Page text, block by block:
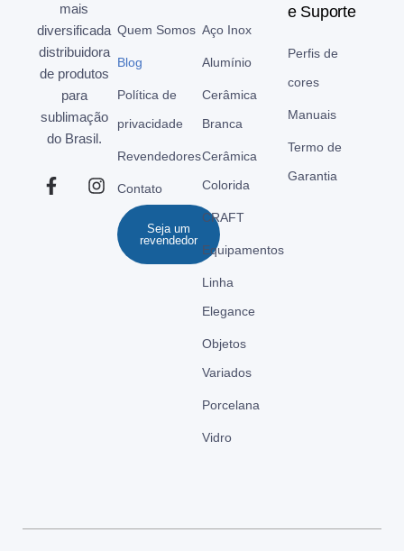
mais
diversificada
distribuidora
de produtos
para
sublimação
do Brasil.
Quem Somos
Blog
Política de
privacidade
Revendedores
Contato
Seja um
revendedor
Aço Inox
Alumínio
Cerâmica
Branca
Cerâmica
Colorida
CRAFT
Equipamentos
Linha
Elegance
Objetos
Variados
Porcelana
Vidro
e Suporte
Perfis de
cores
Manuais
Termo de
Garantia